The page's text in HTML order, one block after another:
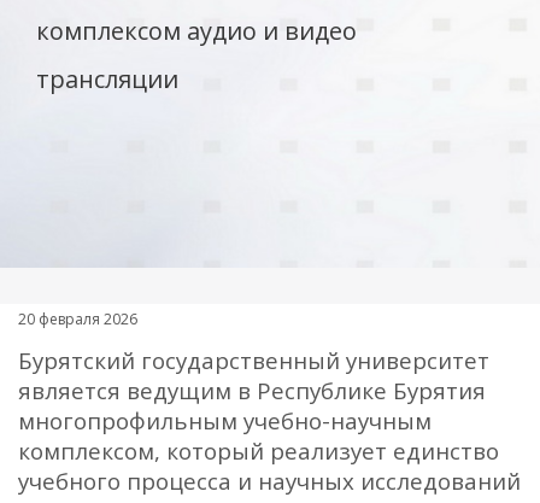
комплексом аудио и видео
трансляции
20 февраля 2026
Бурятский государственный университет
является ведущим в Республике Бурятия
многопрофильным учебно-научным
комплексом, который реализует единство
учебного процесса и научных исследований